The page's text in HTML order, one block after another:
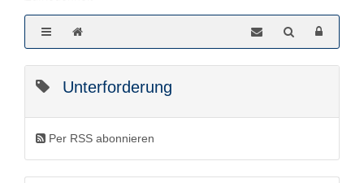
Unterforderung
Per RSS abonnieren